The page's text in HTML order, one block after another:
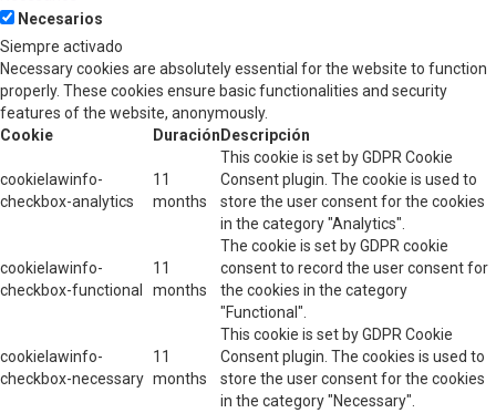
Necesarios
Siempre activado
Necessary cookies are absolutely essential for the website to function
properly. These cookies ensure basic functionalities and security
features of the website, anonymously.
Cookie
Duración Descripción
cookielawinfo-
checkbox-analytics
11
months
This cookie is set by GDPR Cookie
Consent plugin. The cookie is used to
store the user consent for the cookies
in the category "Analytics".
cookielawinfo-
checkbox-functional
11
months
The cookie is set by GDPR cookie
consent to record the user consent for
the cookies in the category
"Functional".
cookielawinfo-
checkbox-necessary
11
months
This cookie is set by GDPR Cookie
Consent plugin. The cookies is used to
store the user consent for the cookies
in the category "Necessary".